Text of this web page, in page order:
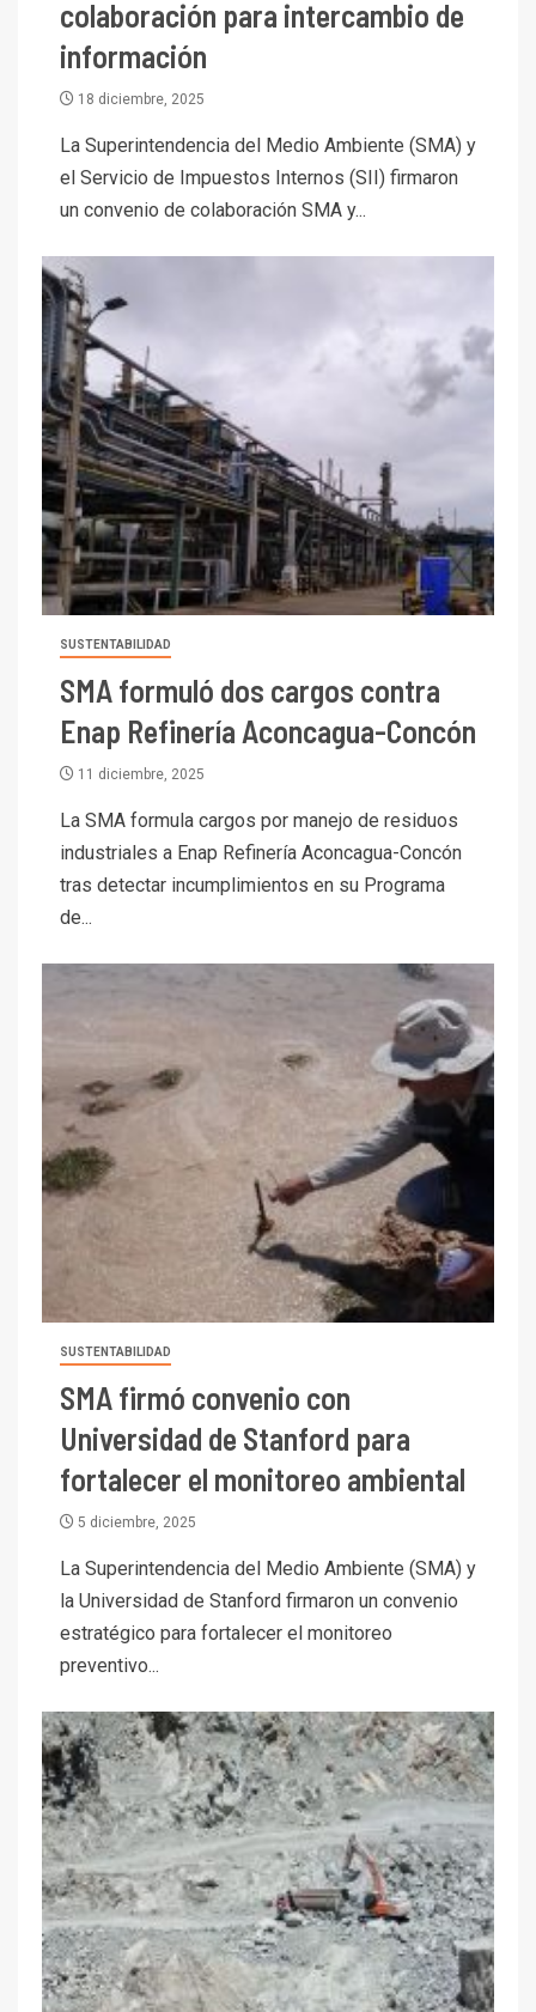
colaboración para intercambio de
información
18 diciembre, 2025
La Superintendencia del Medio Ambiente (SMA) y
el Servicio de Impuestos Internos (SII) firmaron
un convenio de colaboración SMA y...
SUSTENTABILIDAD
SMA formuló dos cargos contra
Enap Refinería Aconcagua-Concón
11 diciembre, 2025
La SMA formula cargos por manejo de residuos
industriales a Enap Refinería Aconcagua-Concón
tras detectar incumplimientos en su Programa
de...
SUSTENTABILIDAD
SMA firmó convenio con
Universidad de Stanford para
fortalecer el monitoreo ambiental
5 diciembre, 2025
La Superintendencia del Medio Ambiente (SMA) y
la Universidad de Stanford firmaron un convenio
estratégico para fortalecer el monitoreo
preventivo...